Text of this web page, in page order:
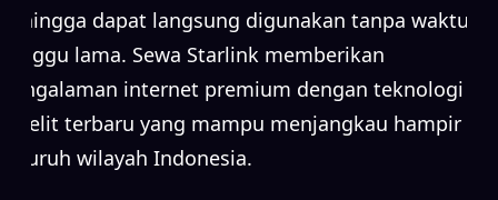
sehingga dapat langsung digunakan tanpa waktu
tunggu lama. Sewa Starlink memberikan
pengalaman internet premium dengan teknologi
satelit terbaru yang mampu menjangkau hampir
seluruh wilayah Indonesia.